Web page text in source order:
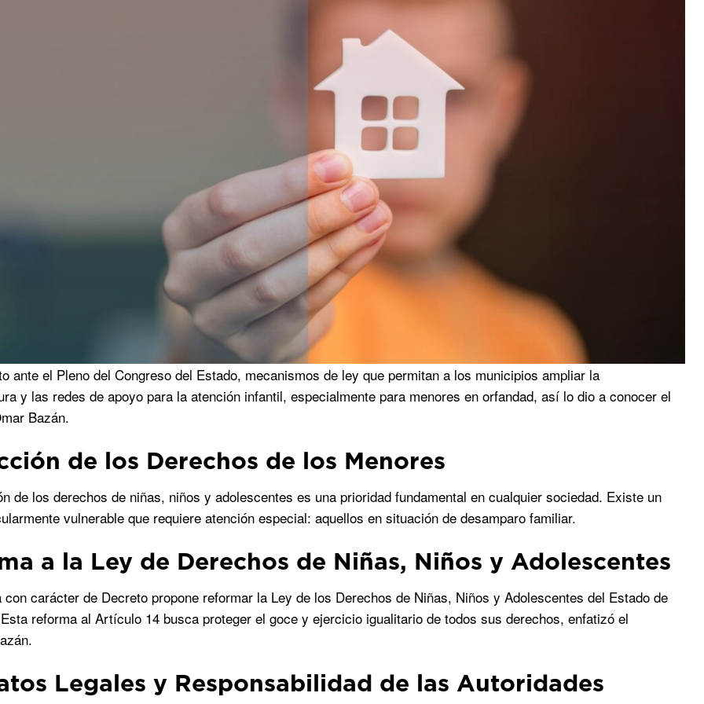
ante el Pleno del Congreso del Estado, mecanismos de ley que permitan a los municipios ampliar la
y las redes de apoyo para la atención infantil, especialmente para menores en orfandad, así lo dio a conocer el
Bazán.
de los Derechos de los Menores
de los derechos de niñas, niños y adolescentes es una prioridad fundamental en cualquier sociedad. Existe un
vulnerable que requiere atención especial: aquellos en situación de desamparo familiar.
a la Ley de Derechos de Niñas, Niños y Adolescentes
carácter de Decreto propone reformar la Ley de los Derechos de Niñas, Niños y Adolescentes del Estado de
reforma al Artículo 14 busca proteger el goce y ejercicio igualitario de todos sus derechos, enfatizó el
Legales y Responsabilidad de las Autoridades